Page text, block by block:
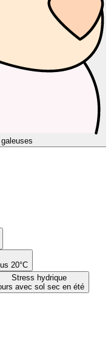
20°C
Stress hydrique
avec sol sec en été